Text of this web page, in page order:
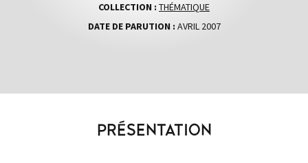
COLLECTION : THÉMATIQUE
DATE DE PARUTION : AVRIL 2007
PRÉSENTATION